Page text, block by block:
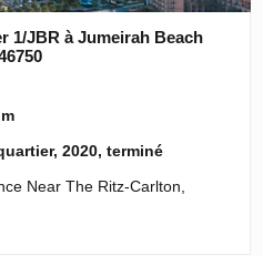
1/JBR à Jumeirah Beach
2020, terminé
Near The Ritz-Carlton,